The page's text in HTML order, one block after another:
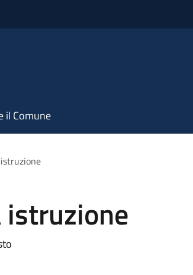
il Comune